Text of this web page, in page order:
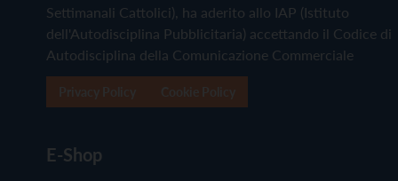
Settimanali Cattolici), ha aderito allo IAP (Istituto
dell'Autodisciplina Pubblicitaria) accettando il Codice di
Autodisciplina della Comunicazione Commerciale
E-Shop